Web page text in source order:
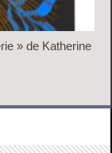
» de Katherine